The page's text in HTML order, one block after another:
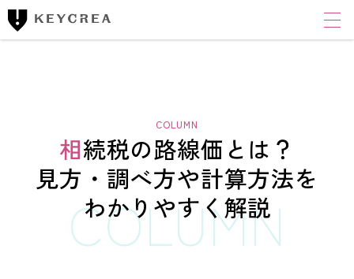
ワンストップ士業サポート
財務コンサルティング
CLOUD ACCOUNTING CORPORATION
キークレアクラウド会計株式会社
相続税の路線価とは？
見方・調べ方や計算方法を
わかりやすく解説